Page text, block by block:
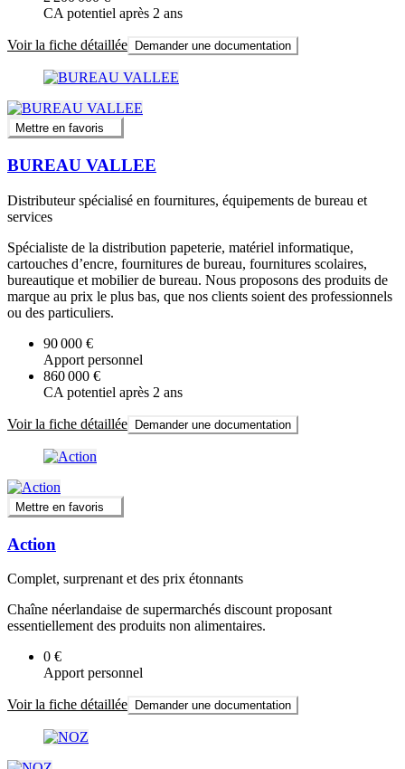
CA potentiel après 2 ans
Voir la fiche détaillée Demander une documentation
Mettre en favoris
BUREAU VALLEE
Distributeur spécialisé en fournitures, équipements de bureau et
services
Spécialiste de la distribution papeterie, matériel informatique,
cartouches d’encre, fournitures de bureau, fournitures scolaires,
bureautique et mobilier de bureau. Nous proposons des produits de
marque au prix le plus bas, que nos clients soient des professionnels
ou des particuliers.
90 000 €
Apport personnel
860 000 €
CA potentiel après 2 ans
Voir la fiche détaillée Demander une documentation
Mettre en favoris
Action
Complet, surprenant et des prix étonnants
Chaîne néerlandaise de supermarchés discount proposant
essentiellement des produits non alimentaires.
0 €
Apport personnel
Voir la fiche détaillée Demander une documentation